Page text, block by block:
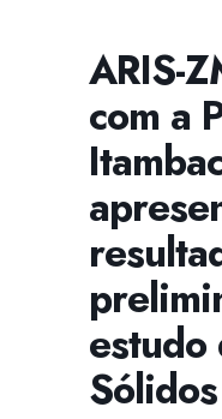
ARIS-
com a
estudo
Sólidos
CISSA
Assistente